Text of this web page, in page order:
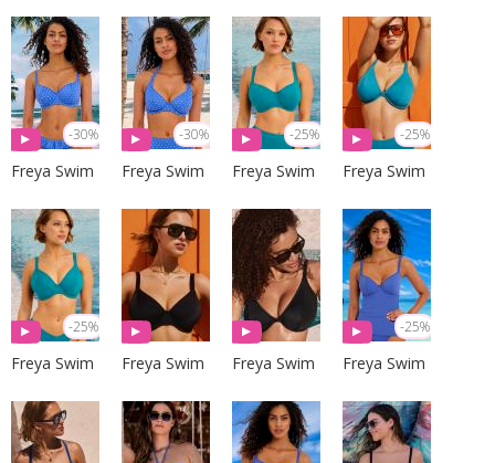
-30%
Freya Swim
-30%
Freya Swim
-25%
Freya Swim
-25%
Freya Swim
-25%
Freya Swim Freya Swim Freya Swim
-25%
Freya Swim